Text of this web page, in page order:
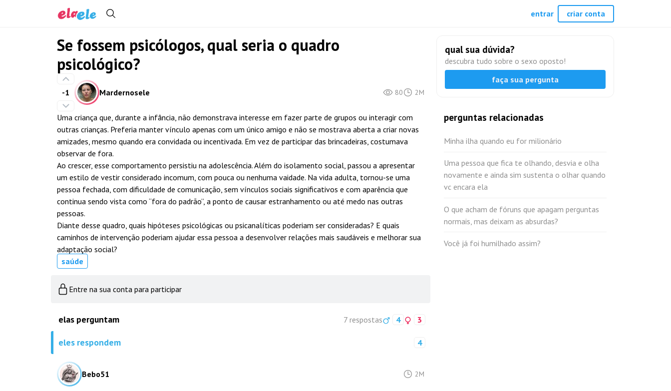
Se fossem psicólogos, qual seria o quadro
psicológico?
-1 Mardernosele 80 2M
Uma criança que, durante a infância, não demonstrava interesse em fazer parte de grupos ou interagir com
outras crianças. Preferia manter vínculo apenas com um único amigo e não se mostrava aberta a criar novas
amizades, mesmo quando era convidada ou incentivada. Em vez de participar das brincadeiras, costumava
observar de fora.
Ao crescer, esse comportamento persistiu na adolescência. Além do isolamento social, passou a apresentar
um estilo de vestir considerado incomum, com pouca ou nenhuma vaidade. Na vida adulta, tornou-se uma
pessoa fechada, com dificuldade de comunicação, sem vínculos sociais significativos e com aparência que
continua sendo vista como “fora do padrão”, a ponto de causar estranhamento ou até medo nas outras
pessoas.
Diante desse quadro, quais hipóteses psicológicas ou psicanalíticas poderiam ser consideradas? E quais
caminhos de intervenção poderiam ajudar essa pessoa a desenvolver relações mais saudáveis e melhorar sua
adaptação social?
saúde
Entre na sua conta para participar
elas perguntam 7 respostas 4 3
eles respondem 4
Bebo51 2M
qual sua dúvida?
descubra tudo sobre o sexo oposto!
faça sua pergunta
perguntas relacionadas
Minha ilha quando eu for milionário
Uma pessoa que fica te olhando, desvia e olha
novamente e ainda sim sustenta o olhar quando
vc encara ela
O que acham de fóruns que apagam perguntas
normais, mas deixam as absurdas?
Você já foi humilhado assim?
entrar criar conta